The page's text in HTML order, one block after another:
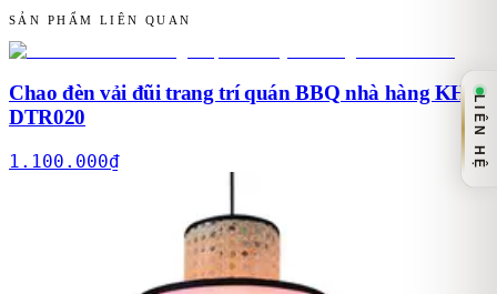
SẢN PHẨM LIÊN QUAN
Chao đèn vải đũi trang trí quán BBQ nhà hàng KH-
DTR020
1.100.000₫ LIÊN HỆ